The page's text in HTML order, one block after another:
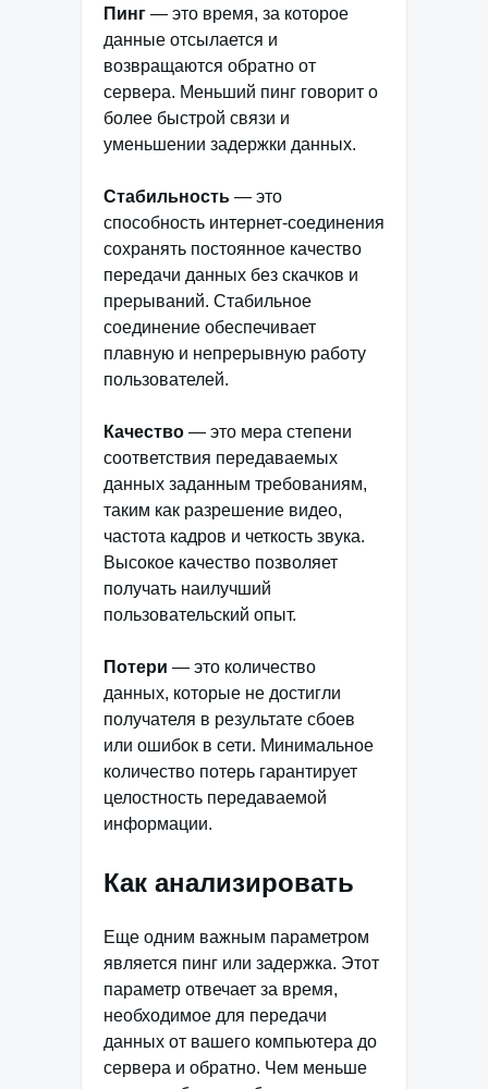
Пинг — это время, за которое
данные отсылается и
возвращаются обратно от
сервера. Меньший пинг говорит о
более быстрой связи и
уменьшении задержки данных.
Стабильность — это
способность интернет-соединения
сохранять постоянное качество
передачи данных без скачков и
прерываний. Стабильное
соединение обеспечивает
плавную и непрерывную работу
пользователей.
Качество — это мера степени
соответствия передаваемых
данных заданным требованиям,
таким как разрешение видео,
частота кадров и четкость звука.
Высокое качество позволяет
получать наилучший
пользовательский опыт.
Потери — это количество
данных, которые не достигли
получателя в результате сбоев
или ошибок в сети. Минимальное
количество потерь гарантирует
целостность передаваемой
информации.
Как анализировать
Еще одним важным параметром
является пинг или задержка. Этот
параметр отвечает за время,
необходимое для передачи
данных от вашего компьютера до
сервера и обратно. Чем меньше